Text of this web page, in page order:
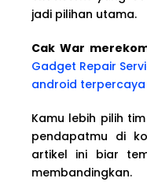
jadi pilihan utama.
Cak War
Gadget Repair
android
Kamu lebih pilih
pendapatmu di
artikel ini biar
membandingkan.